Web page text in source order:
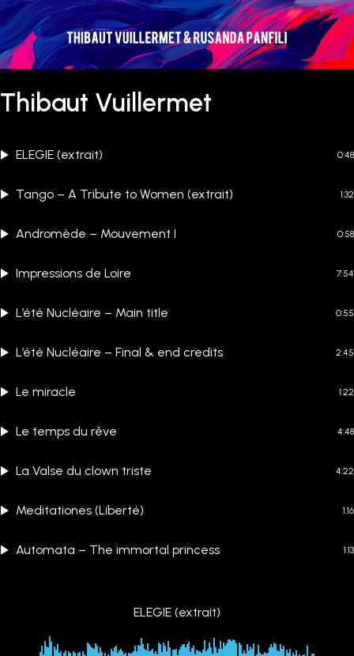
Thibaut Vuillermet
ELEGIE (extrait) 0:48
Tango – A Tribute to Women (extrait) 1:32
Andromède – Mouvement I 0:58
Impressions de Loire 7:54
L’été Nucléaire – Main title 0:55
L’été Nucléaire – Final & end credits 2:45
Le miracle 1:22
Le temps du rêve 4:48
La Valse du clown triste 4:22
Meditationes (Liberté) 1:16
Automata – The immortal princess 1:13
ELEGIE (extrait)